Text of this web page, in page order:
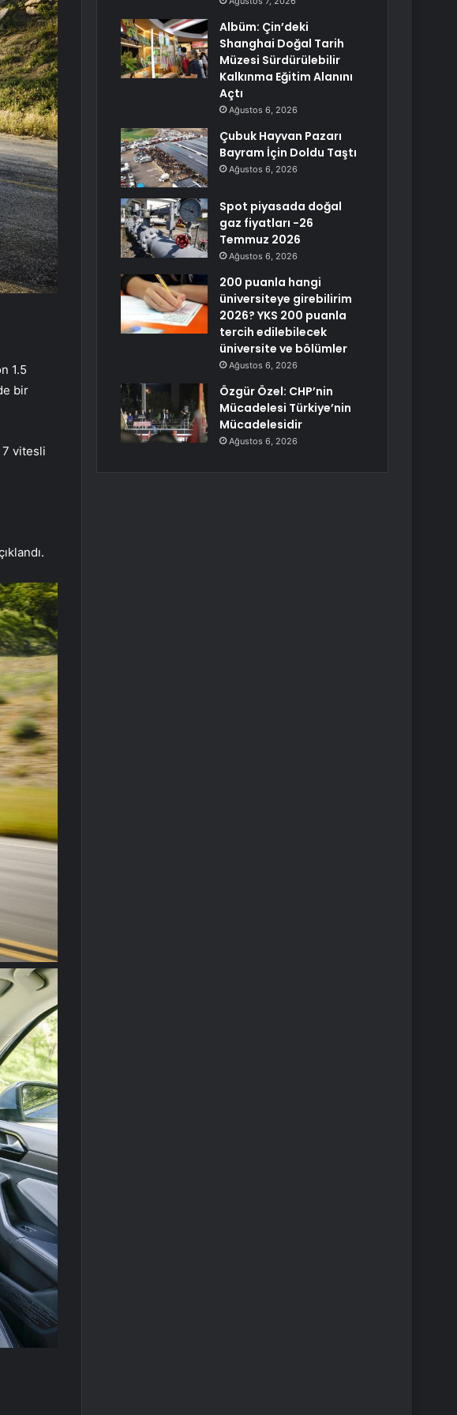
1.5
bir
vitesli
Albüm: Çin’deki
Shanghai Doğal Tarih
Müzesi Sürdürülebilir
Kalkınma Eğitim Alanını
Açtı
Ağustos 6, 2026
Çubuk Hayvan Pazarı
Bayram İçin Doldu Taştı
Ağustos 6, 2026
Spot piyasada doğal
gaz fiyatları -26
Temmuz 2026
Ağustos 6, 2026
200 puanla hangi
üniversiteye girebilirim
2026? YKS 200 puanla
tercih edilebilecek
üniversite ve bölümler
Ağustos 6, 2026
Özgür Özel: CHP’nin
Mücadelesi Türkiye’nin
Mücadelesidir
Ağustos 6, 2026